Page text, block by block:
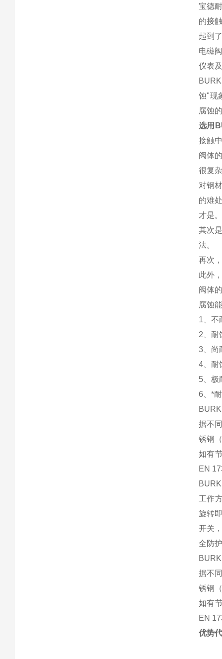
宝德
的接
起到
电磁
仪表
蚀"现
腐蚀
选用
接触
阀体
很复
对钢
的难
才是
其次
法。
再次
此外
阀体
腐蚀
1、不
2、耐
3、尚
4、耐
5、极
6、*
据不
锈钢
如有
EN
工作
旋转
开关
全防
据不
锈钢
如有
EN
优势